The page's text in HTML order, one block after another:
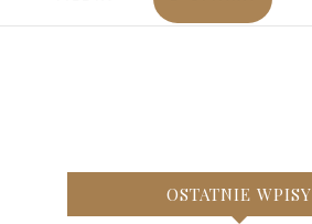
OSTATNIE WPISY